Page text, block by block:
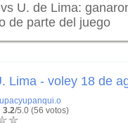
U. de Lima:
de parte del juego
Lima - voley 18 de
3.2/5.0 (56 votos)